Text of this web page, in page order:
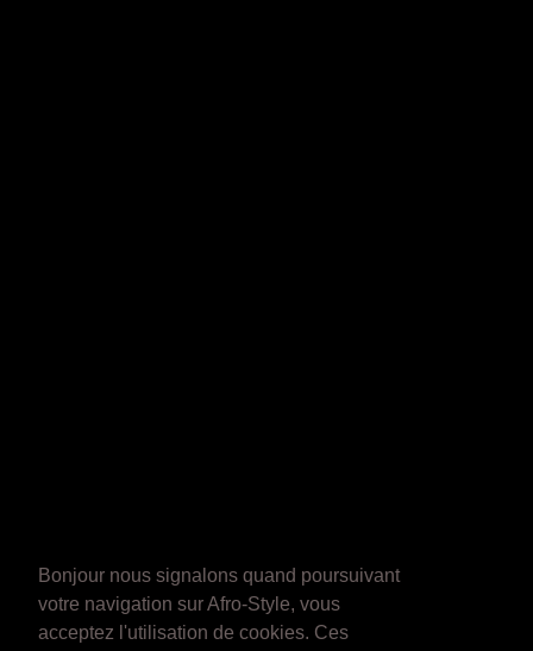
Bonjour nous signalons quand poursuivant
votre navigation sur Afro-Style, vous
acceptez l'utilisation de cookies. Ces